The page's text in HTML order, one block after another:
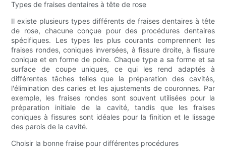
Types de fraises dentaires à tête de rose
Il existe plusieurs types différents de fraises dentaires à tête
de rose, chacune conçue pour des procédures dentaires
spécifiques. Les types les plus courants comprennent les
fraises rondes, coniques inversées, à fissure droite, à fissure
conique et en forme de poire. Chaque type a sa forme et sa
surface de coupe uniques, ce qui les rend adaptés à
différentes tâches telles que la préparation des cavités,
l'élimination des caries et les ajustements de couronnes. Par
exemple, les fraises rondes sont souvent utilisées pour la
préparation initiale de la cavité, tandis que les fraises
coniques à fissures sont idéales pour la finition et le lissage
des parois de la cavité.
Choisir la bonne fraise pour différentes procédures